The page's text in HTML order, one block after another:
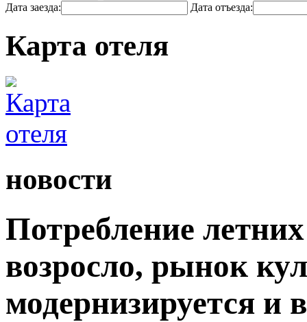
Дата заезда: Дата отъезда:
Карта отеля
новости
Потребление
возросло, рынок
модернизируется и